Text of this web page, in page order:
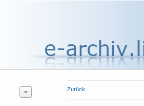
Zurück